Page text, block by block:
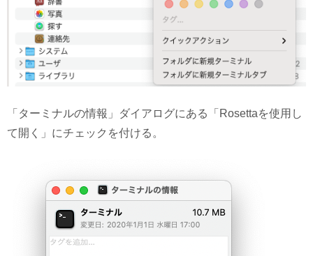
「ターミナルの情報」ダイアログにある「Rosettaを使用し
て開く」にチェックを付ける。